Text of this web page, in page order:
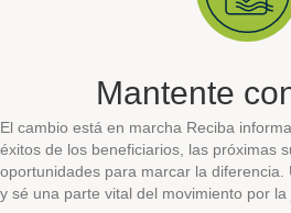
Mantente
El cambio está en marcha Reciba
éxitos de los beneficiarios, las próximas
oportunidades para marcar la diferencia.
y sé una parte vital del movimiento por la